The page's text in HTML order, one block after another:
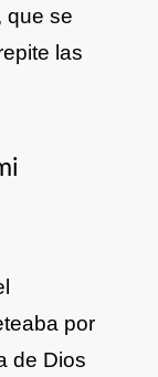
que se
las
por
de Dios